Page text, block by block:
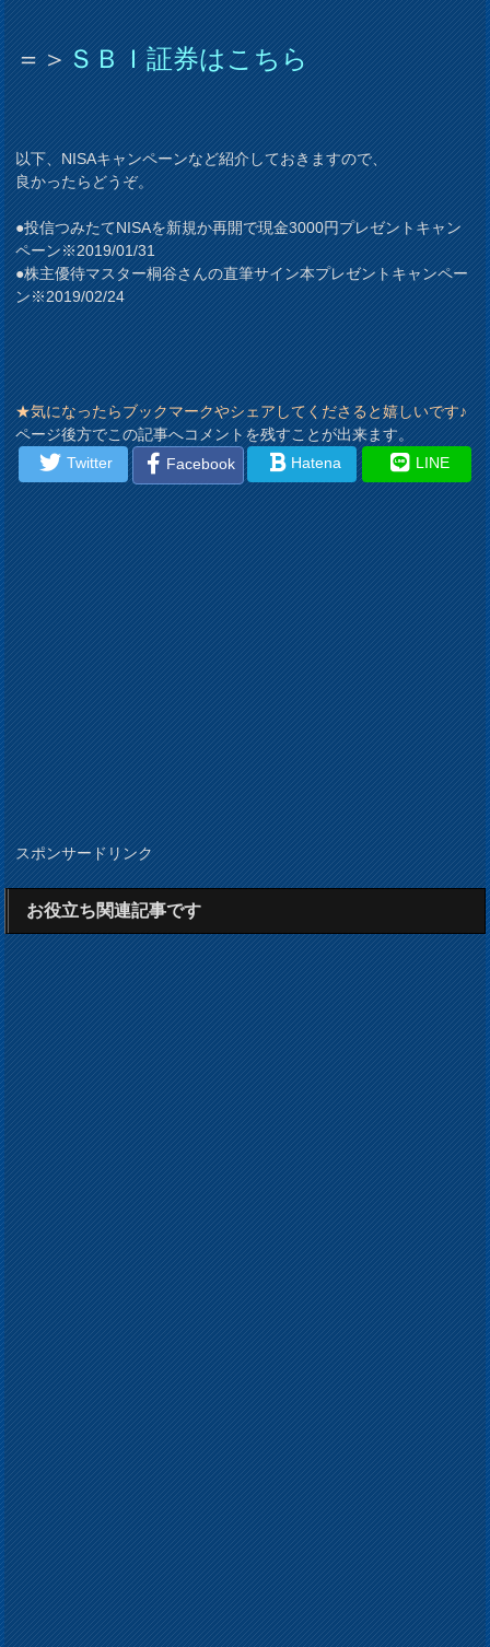
＝＞ＳＢＩ証券はこちら
以下、NISAキャンペーンなど紹介しておきますので、
良かったらどうぞ。
●投信つみたてNISAを新規か再開で現金3000円プレゼントキャン
ペーン※2019/01/31
●株主優待マスター桐谷さんの直筆サイン本プレゼントキャンペー
ン※2019/02/24
★気になったらブックマークやシェアしてくださると嬉しいです♪
ページ後方でこの記事へコメントを残すことが出来ます。
Twitter
Facebook Hatena LINE
スポンサードリンク
お役立ち関連記事です